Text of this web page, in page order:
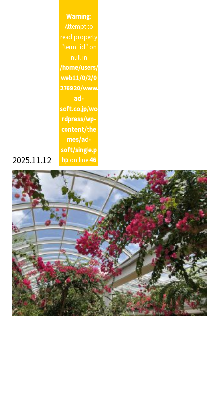
2025.11.12
Warning:
Attempt to
read property
"term_id" on
null in
/home/users/
web11/0/2/0
276920/www.
ad-
soft.co.jp/wo
rdpress/wp-
content/the
mes/ad-
soft/single.p
hpon line46